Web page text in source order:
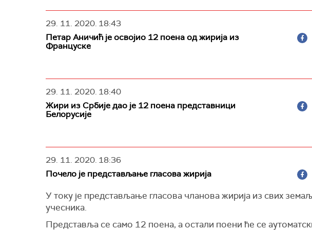
29. 11. 2020. 18:43
Петар Аничић је освојио 12 поена од жирија из
Француске
29. 11. 2020. 18:40
Жири из Србије дао је 12 поена представници
Белорусије
29. 11. 2020. 18:36
Почело је представљање гласова жирија
У току је представљање гласова чланова жирија из свих
учесника.
Представља се само 12 поена, а остали поени ће се